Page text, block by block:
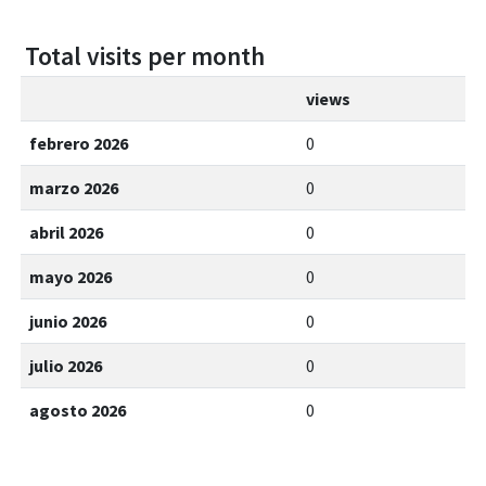
Total visits per month
views
febrero 2026 0
marzo 2026 0
abril 2026 0
mayo 2026 0
junio 2026 0
julio 2026 0
agosto 2026 0